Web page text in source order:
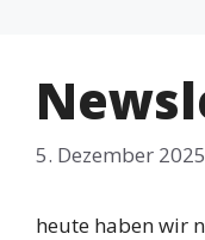
5. Dezember 2025
heute haben wir